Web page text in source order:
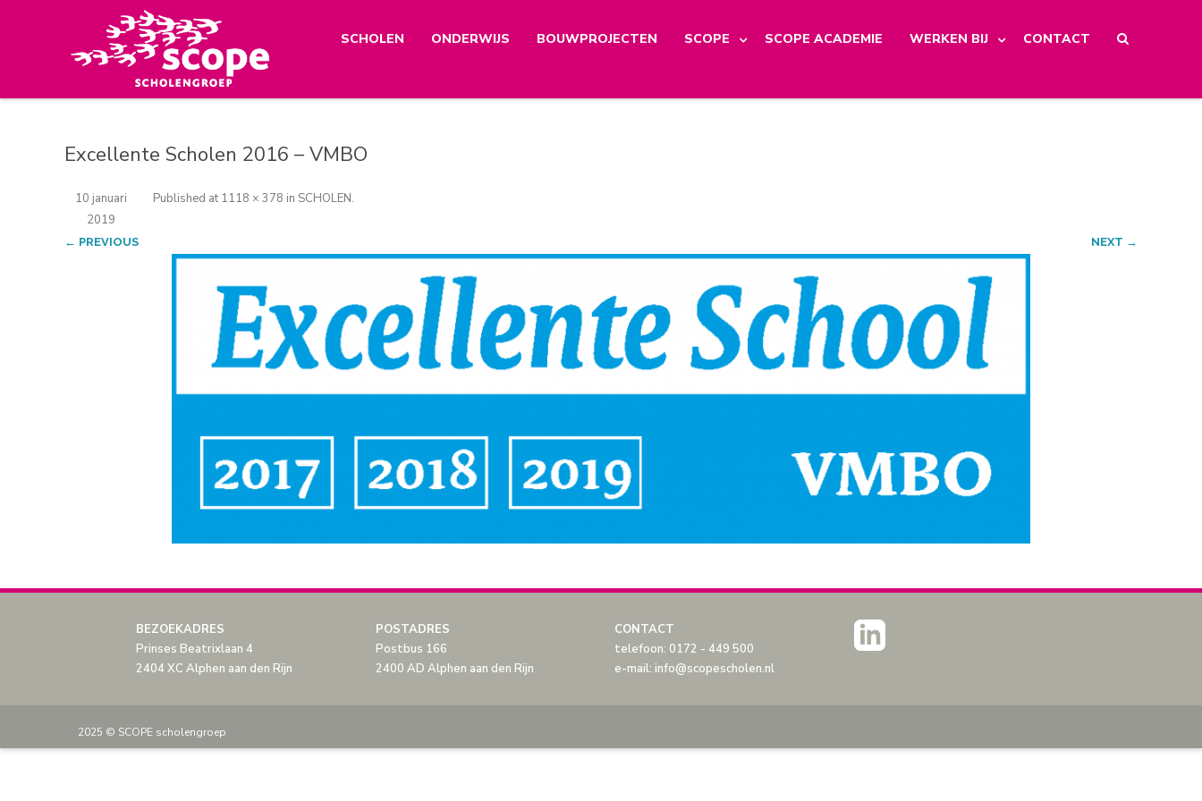
SCHOLEN ONDERWIJS BOUWPROJECTEN SCOPE SCOPE ACADEMIE WERKEN BIJ CONTACT
Excellente Scholen 2016 – VMBO
Published
10 januari
2019
at 1118 × 378 in SCHOLEN.
← PREVIOUS NEXT →
BEZOEKADRES
Prinses Beatrixlaan 4
2404 XC Alphen aan den Rijn
POSTADRES
Postbus 166
2400 AD Alphen aan den Rijn
CONTACT
telefoon: 0172 - 449 500
e-mail: info@scopescholen.nl
2025 © SCOPE scholengroep